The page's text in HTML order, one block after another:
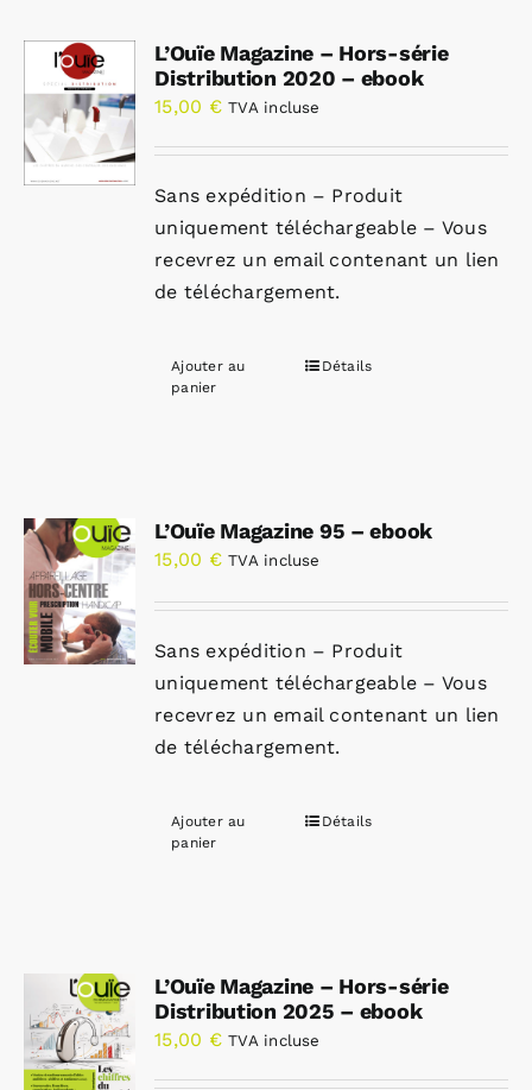
L’Ouïe Magazine – Hors-série
Distribution 2020 – ebook
15,00 € TVA incluse
Sans expédition – Produit
uniquement téléchargeable – Vous
recevrez un email contenant un lien
de téléchargement.
Ajouter au
panier
Détails
L’Ouïe Magazine 95 – ebook
15,00 € TVA incluse
Sans expédition – Produit
uniquement téléchargeable – Vous
recevrez un email contenant un lien
de téléchargement.
Ajouter au
panier
Détails
L’Ouïe Magazine – Hors-série
Distribution 2025 – ebook
15,00 € TVA incluse